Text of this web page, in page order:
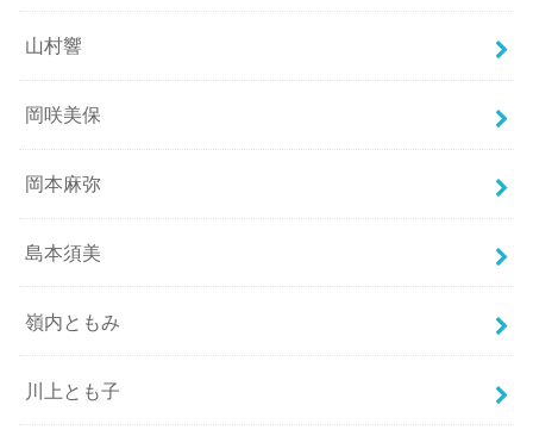
山村響
岡咲美保
岡本麻弥
島本須美
嶺内ともみ
川上とも子